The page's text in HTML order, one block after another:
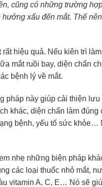
cũng có những trường
xấu đến mắt. Thế
rất hiệu quả. Nếu kiên trì
mắt ruồi bay, diện chẩn
bệnh lý về mắt.
pháp này giúp cải thiện
khác, diện chẩn làm đúng
bệnh, yếu tố sức
nhẹ những biện pháp
các loại thuốc nhỏ mắt,
vitamin A, C, E… Nó sẽ